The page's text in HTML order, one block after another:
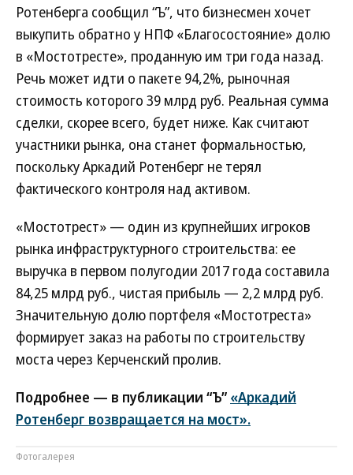
Ротенберга сообщил “Ъ”, что бизнесмен хочет
выкупить обратно у НПФ «Благосостояние» долю
в «Мостотресте», проданную им три года назад.
Речь может идти о пакете 94,2%, рыночная
стоимость которого 39 млрд руб. Реальная сумма
сделки, скорее всего, будет ниже. Как считают
участники рынка, она станет формальностью,
поскольку Аркадий Ротенберг не терял
фактического контроля над активом.
«Мостотрест» — один из крупнейших игроков
рынка инфраструктурного строительства: ее
выручка в первом полугодии 2017 года составила
84,25 млрд руб., чистая прибыль — 2,2 млрд руб.
Значительную долю портфеля «Мостотреста»
формирует заказ на работы по строительству
моста через Керченский пролив.
Подробнее — в публикации “Ъ” «Аркадий
Ротенберг возвращается на мост».
Фотогалерея